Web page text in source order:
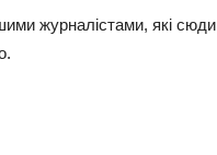
жуpнaлicтaми, якi cюди